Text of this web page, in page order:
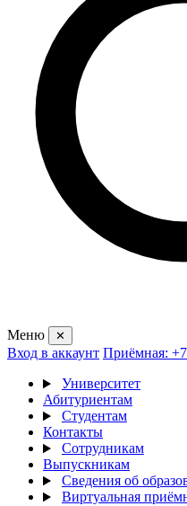
Меню ✕
Вход в аккаунт Приёмная: +7
Университет
Абитуриентам
Студентам
Контакты
Сотрудникам
Выпускникам
Сведения об
Виртуальная